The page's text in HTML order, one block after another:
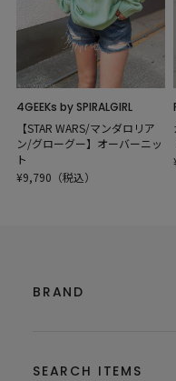
4GEEKs by SPIRALGIRL
【STAR WARS/マンダロリア
ン/グローグー】オーバーニッ
ト
¥9,790（税込）
BRAND
SEARCH ITEMS